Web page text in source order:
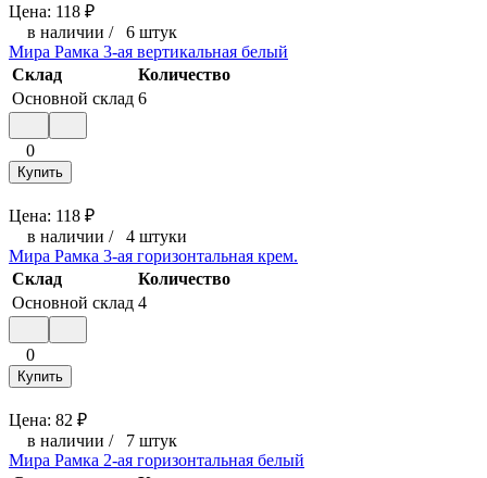
Цена: 118 ₽
в наличии / 6 штук
Мира Рамка 3-ая вертикальная белый
Склад
Количество
Основной склад 6
0
Купить
Цена: 118 ₽
в наличии / 4 штуки
Мира Рамка 3-ая горизонтальная крем.
Склад
Количество
Основной склад 4
0
Купить
Цена: 82 ₽
в наличии / 7 штук
Мира Рамка 2-ая горизонтальная белый